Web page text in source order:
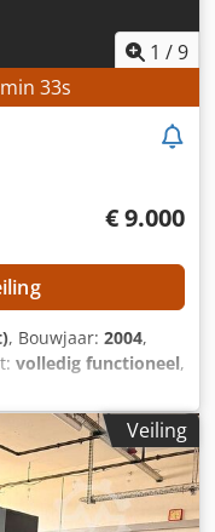
1 /9
min 31s
€ 9.000
, Bouwjaar: 2004,
volledig functioneel,
mm,
model:
8.000 rpm, Geen
tegen het hoogste
X-as: 1.200 mm
Veiling